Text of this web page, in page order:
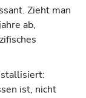
Zieht man
ab,
ist, nicht